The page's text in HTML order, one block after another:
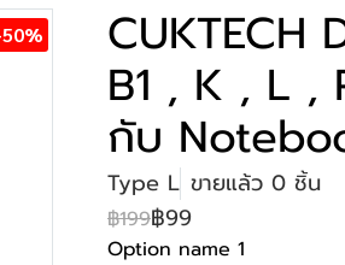
CUKTECH
B1 , K , L ,
กับ
Type L ขายแล้ว 0 ชิ้น
฿199฿99
Option name 1